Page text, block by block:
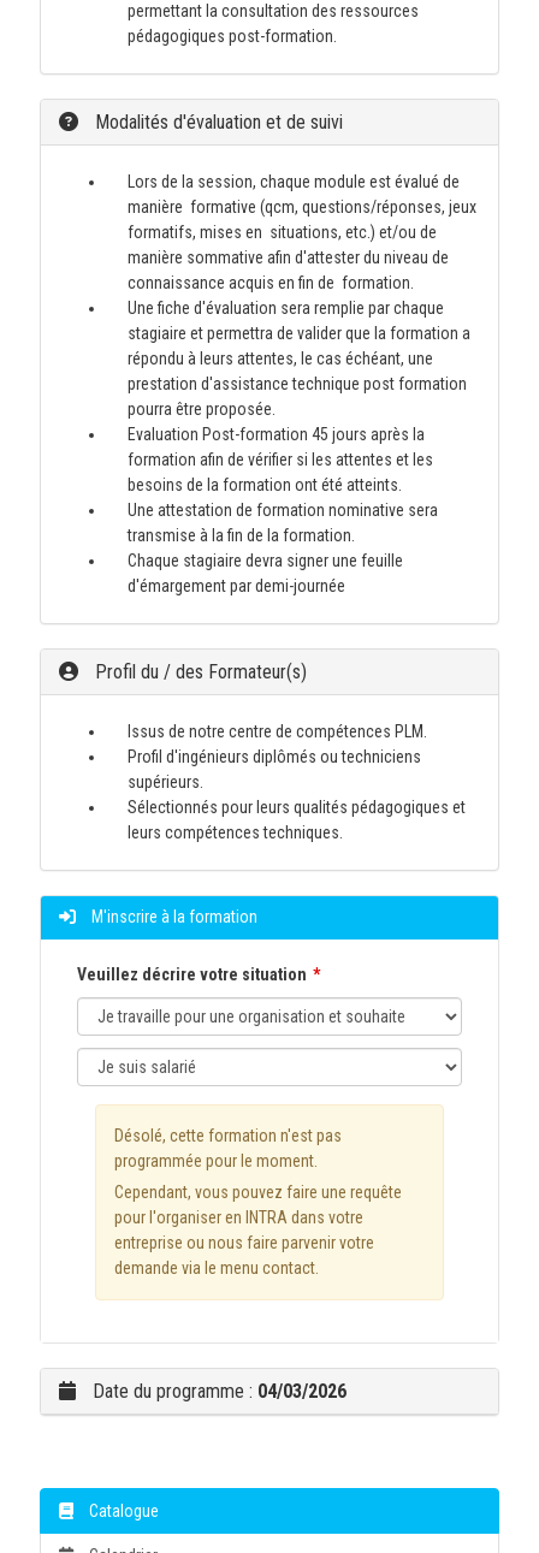
permettant la consultation des ressources
pédagogiques post-formation.
Modalités d'évaluation et de suivi
Lors de la session, chaque module est évalué de
manière formative (qcm, questions/réponses, jeux
formatifs, mises en situations, etc.) et/ou de
manière sommative afin d'attester du niveau de
connaissance acquis en fin de formation.
Une fiche d'évaluation sera remplie par chaque
stagiaire et permettra de valider que la formation a
répondu à leurs attentes, le cas échéant, une
prestation d'assistance technique post formation
pourra être proposée.
Evaluation Post-formation 45 jours après la
formation afin de vérifier si les attentes et les
besoins de la formation ont été atteints.
Une attestation de formation nominative sera
transmise à la fin de la formation.
Chaque stagiaire devra signer une feuille
d'émargement par demi-journée
Profil du / des Formateur(s)
Issus de notre centre de compétences PLM.
Profil d'ingénieurs diplômés ou techniciens
supérieurs.
Sélectionnés pour leurs qualités pédagogiques et
leurs compétences techniques.
M'inscrire à la formation
Veuillez décrire votre situation
Désolé, cette formation n'est pas
programmée pour le moment.
Cependant, vous pouvez faire une requête
pour l'organiser en INTRA dans votre
entreprise ou nous faire parvenir votre
demande via le menu contact.
Date du programme : 04/03/2026
Catalogue